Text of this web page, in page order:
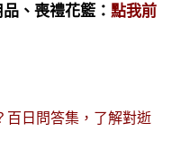
、喪禮花籃： 點我前
百日問答集，了解對逝